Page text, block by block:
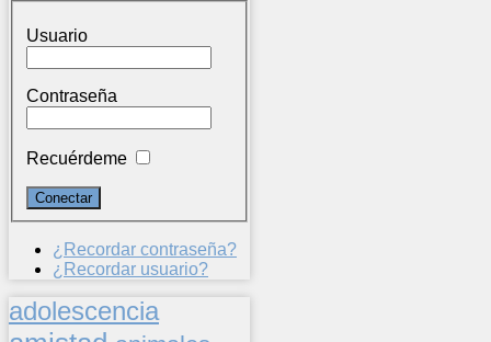
Usuario
Contraseña
Recuérdeme
¿Recordar contraseña?
¿Recordar usuario?
adolescencia